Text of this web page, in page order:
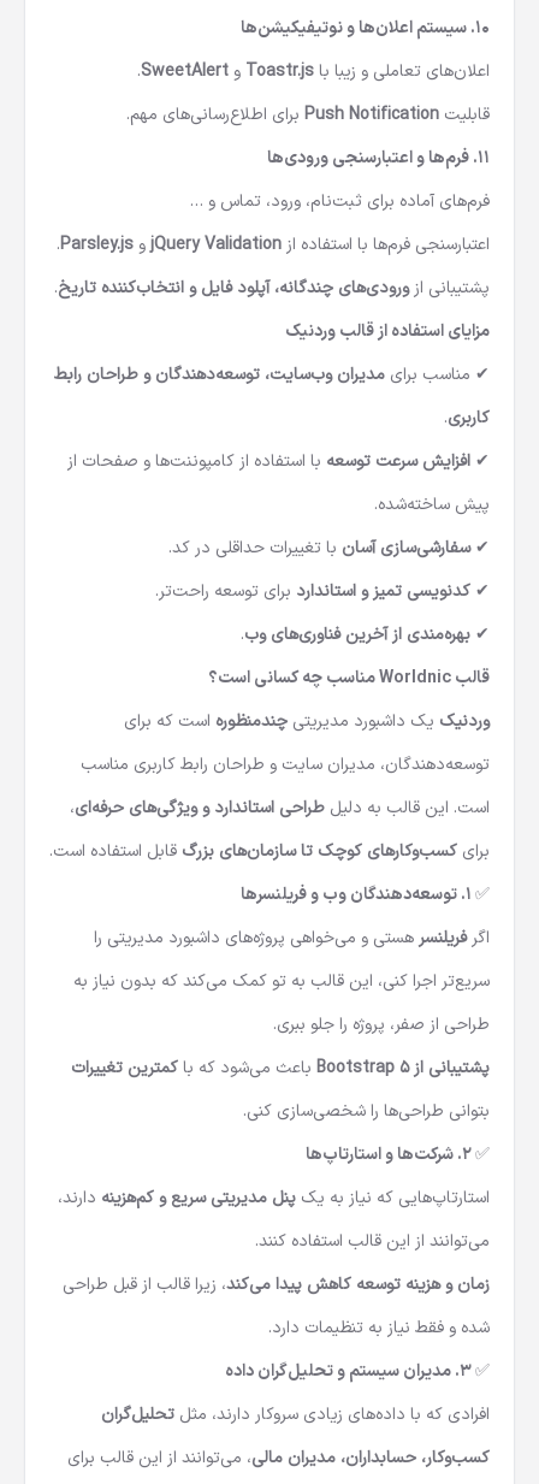
۱۰. سیستم اعلان‌ها و نوتیفیکیشن‌ها
اعلان‌های تعاملی و زیبا باToastr.js و SweetAlert
.
قابلیت Push Notification برای اطلاع‌رسانی‌های مهم.
۱۱. فرم‌ها و اعتبارسنجی ورودی‌ها
فرم‌های آماده برای ثبت‌نام، ورود، تماس و …
اعتبارسنجی فرم‌ها با استفاده از jQuery Validationو Parsley.js
.
پشتیبانی ازورودی‌های چندگانه، آپلود فایل و انتخاب‌کننده تاریخ.
مزایای استفاده از قالب وردنیک
✔ مناسب برای مدیران وب‌سایت، توسعه‌دهندگان و طراحان رابط
کاربری.
✔ افزایش سرعت توسعه با استفاده از کامپوننت‌ها و صفحات از
پیش ساخته‌شده.
✔سفارشی‌سازی آسان با تغییرات حداقلی در کد.
✔ کدنویسی تمیز و استاندارد برای توسعه راحت‌تر.
✔ بهره‌مندی از آخرین فناوری‌های وب.
قالب Worldnic مناسب چه کسانی است؟
وردنیک یک داشبورد مدیریتی چندمنظوره است که برای
توسعه‌دهندگان، مدیران سایت و طراحان رابط کاربری مناسب
است. این قالب به دلیل طراحی استاندارد و ویژگی‌های حرفه‌ای،
برای کسب‌وکارهای کوچک تا سازمان‌های بزرگ قابل استفاده است.
✅۱. توسعه‌دهندگان وب و فریلنسرها
اگرفریلنسر هستی و می‌خواهی پروژه‌های داشبورد مدیریتی را
سریع‌تر اجرا کنی، این قالب به تو کمک می‌کند که بدون نیاز به
طراحی از صفر، پروژه را جلو ببری.
پشتیبانی از Bootstrap 5
باعث می‌شود که باکمترین تغییرات
بتوانی طراحی‌ها را شخصی‌سازی کنی.
✅۲. شرکت‌ها و استارتاپ‌ها
استارتاپ‌هایی که نیاز به یک پنل مدیریتی سریع و کم‌هزینه دارند،
می‌توانند از این قالب استفاده کنند.
زمان و هزینه توسعه کاهش پیدا می‌کند، زیرا قالب از قبل طراحی
شده و فقط نیاز به تنظیمات دارد.
✅۳. مدیران سیستم و تحلیل‌گران داده
افرادی که با داده‌های زیادی سروکار دارند، مثل تحلیل‌گران
کسب‌وکار، حسابداران، مدیران مالی، می‌توانند از این قالب برای